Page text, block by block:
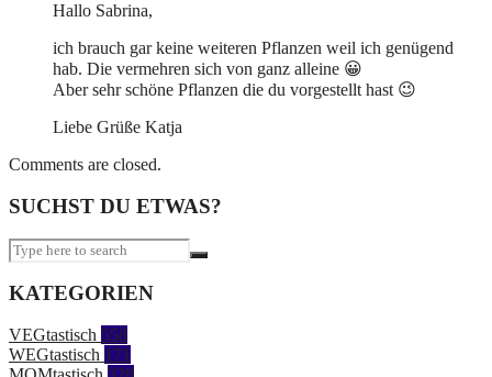
Hallo Sabrina,
ich brauch gar keine weiteren Pflanzen weil ich genügend
hab. Die vermehren sich von ganz alleine 😀
Aber sehr schöne Pflanzen die du vorgestellt hast 😉
Liebe Grüße Katja
Comments are closed.
SUCHST DU ETWAS?
KATEGORIEN
VEGtastisch 558
WEGtastisch 171